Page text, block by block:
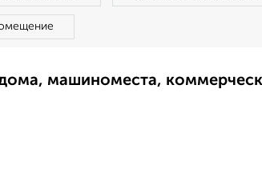
машиноместа,